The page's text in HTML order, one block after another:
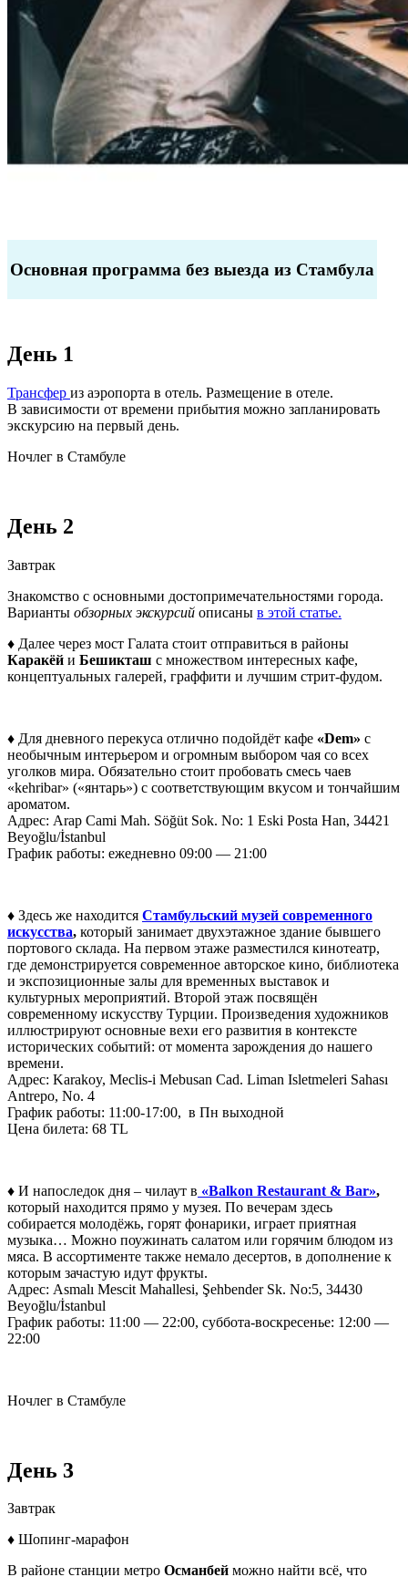
Основная программа без выезда из Стамбула
День 1
Трансфер из аэропорта в отель. Размещение в отеле.
В зависимости от времени прибытия можно запланировать
экскурсию на первый день.
Ночлег в Стамбуле
День 2
Завтрак
Знакомство с основными достопримечательностями города.
Варианты обзорных экскурсий описаны в этой статье.
♦ Далее через мост Галата стоит отправиться в районы
Каракёй и Бешикташ с множеством интересных кафе,
концептуальных галерей, граффити и лучшим стрит-фудом.
♦ Для дневного перекуса отлично подойдёт кафе «Dem» с
необычным интерьером и огромным выбором чая со всех
уголков мира. Обязательно стоит пробовать смесь чаев
«kehribar» («янтарь») с соответствующим вкусом и тончайшим
ароматом.
Адрес: Arap Cami Mah. Söğüt Sok. No: 1 Eski Posta Han, 34421
Beyoğlu/İstanbul
График работы: ежедневно 09:00 — 21:00
♦ Здесь же находится Стамбульский музей современного
искусства, который занимает двухэтажное здание бывшего
портового склада. На первом этаже разместился кинотеатр,
где демонстрируется современное авторское кино, библиотека
и экспозиционные залы для временных выставок и
культурных мероприятий. Второй этаж посвящён
современному искусству Турции. Произведения художников
иллюстрируют основные вехи его развития в контексте
исторических событий: от момента зарождения до нашего
времени.
Адрес: Karakoy, Meclis-i Mebusan Cad. Liman Isletmeleri Sahası
Antrepo, No. 4
График работы: 11:00-17:00, в Пн выходной
Цена билета: 68 TL
♦ И напоследок дня – чилаут в «Balkon Restaurant & Bar»,
который находится прямо у музея. По вечерам здесь
собирается молодёжь, горят фонарики, играет приятная
музыка… Можно поужинать салатом или горячим блюдом из
мяса. В ассортименте также немало десертов, в дополнение к
которым зачастую идут фрукты.
Адрес: Asmalı Mescit Mahallesi, Şehbender Sk. No:5, 34430
Beyoğlu/İstanbul
График работы: 11:00 — 22:00, суббота-воскресенье: 12:00 —
22:00
Ночлег в Стамбуле
День 3
Завтрак
♦ Шопинг-марафон
В районе станции метро Османбей можно найти всё, что